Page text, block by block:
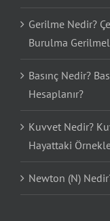
Gerilme Nedir?
Burulma
Basınç Nedir?
Hesaplanır?
Kuvvet Nedir?
Hayattaki
Newton (N)